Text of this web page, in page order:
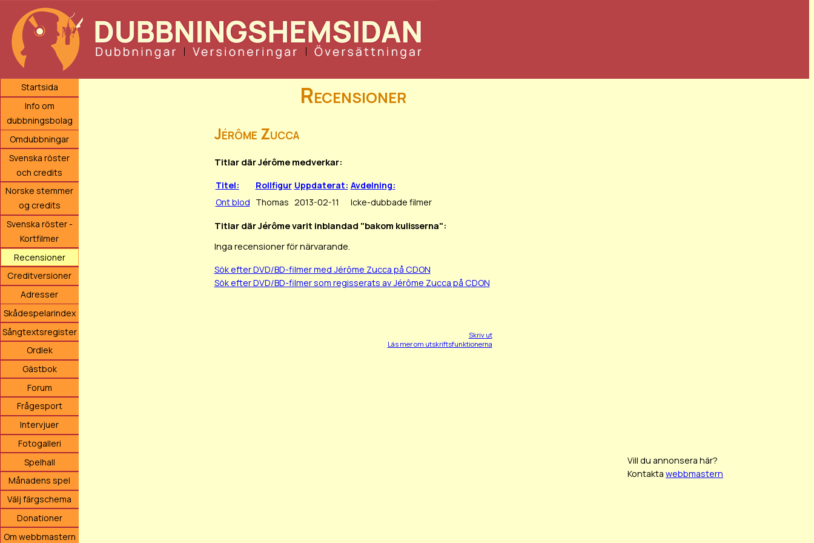
Startsida
Info om
dubbningsbolag
Omdubbningar
Svenska röster
och credits
Norske stemmer
og credits
Svenska röster -
Kortfilmer
Recensioner
Creditversioner
Adresser
Skådespelarindex
Sångtextsregister
Ordlek
Gästbok
Forum
Frågesport
Intervjuer
Fotogalleri
Spelhall
Månadens spel
Välj färgschema
Donationer
Om webbmastern
Recensioner
Jérôme Zucca
Titlar där Jérôme medverkar:
Titel: Rollfigur Uppdaterat: Avdelning:
Ont blod Thomas 2013-02-11 Icke-dubbade filmer
Titlar där Jérôme varit inblandad "bakom kulisserna":
Inga recensioner för närvarande.
Sök efter DVD/BD-filmer med Jérôme Zucca på CDON
Sök efter DVD/BD-filmer som regisserats av Jérôme Zucca på CDON
Skriv ut
Läs mer om utskriftsfunktionerna
Vill du annonsera här?
Kontakta webbmastern